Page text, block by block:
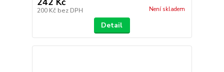
200 Kč bez DPH Není skladem
Detail